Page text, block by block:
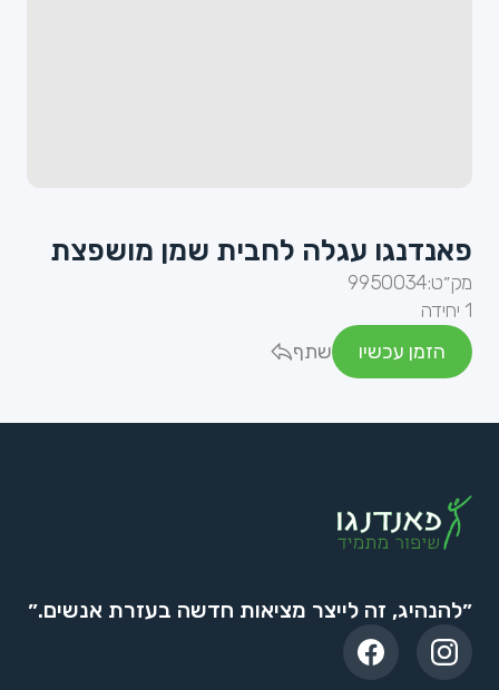
פאנדנגו עגלה לחבית שמן מושפצת
מק״ט:9950034
1 יחידה
הזמן עכשיו
שתף
״להנהיג, זה לייצר מציאות חדשה בעזרת אנשים.״